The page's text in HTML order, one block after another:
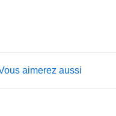
aimerez aussi